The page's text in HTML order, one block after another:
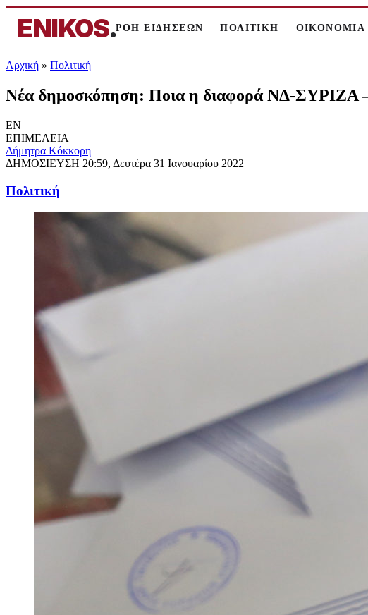
ENIKOS.ΡΟΗ ΕΙΔΗΣΕΩΝ ΠΟΛΙΤΙΚΗ ΟΙΚΟΝΟΜΙΑ
Αρχική » Πολιτική
Νέα δημοσκόπηση: Ποια η διαφορά ΝΔ-ΣΥΡΙΖΑ –
EN
ΕΠΙΜΕΛΕΙΑ
Δήμητρα Κόκκορη
ΔΗΜΟΣΙΕΥΣΗ 20:59, Δευτέρα 31 Ιανουαρίου 2022
Πολιτική